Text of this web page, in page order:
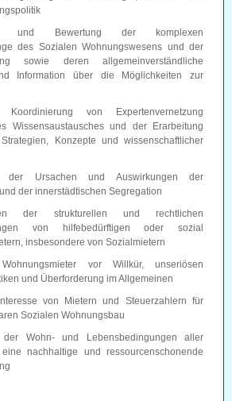
und Bewertung der komplexen
des Sozialen Wohnungswesens und der
sowie deren allgemeinverständliche
Information über die Möglichkeiten zur
von Expertenvernetzung
Wissensaustausches und der Erarbeitung
Konzepte und wissenschaftlicher
der Ursachen und Auswirkungen der
der innerstädtischen Segregation
der strukturellen und rechtlichen
von hilfebedürftigen oder sozial
insbesondere von Sozialmietern
vor Willkür, unseriösen
und Überforderung im Allgemeinen
von Mietern und Steuerzahlern für
Sozialen Wohnungsbau
der Wohn- und Lebensbedingungen aller
nachhaltige und ressourcenschonende